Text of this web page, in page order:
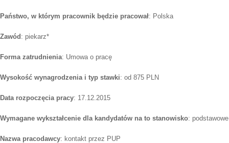
Państwo, w którym pracownik będzie pracował: Polska
Zawód: piekarz*
Forma zatrudnienia: Umowa o pracę
Wysokość wynagrodzenia i typ stawki: od 875 PLN
Data rozpoczęcia pracy: 17.12.2015
Wymagane wykształcenie dla kandydatów na to stanowisko: podstawowe
Nazwa pracodawcy: kontakt przez PUP